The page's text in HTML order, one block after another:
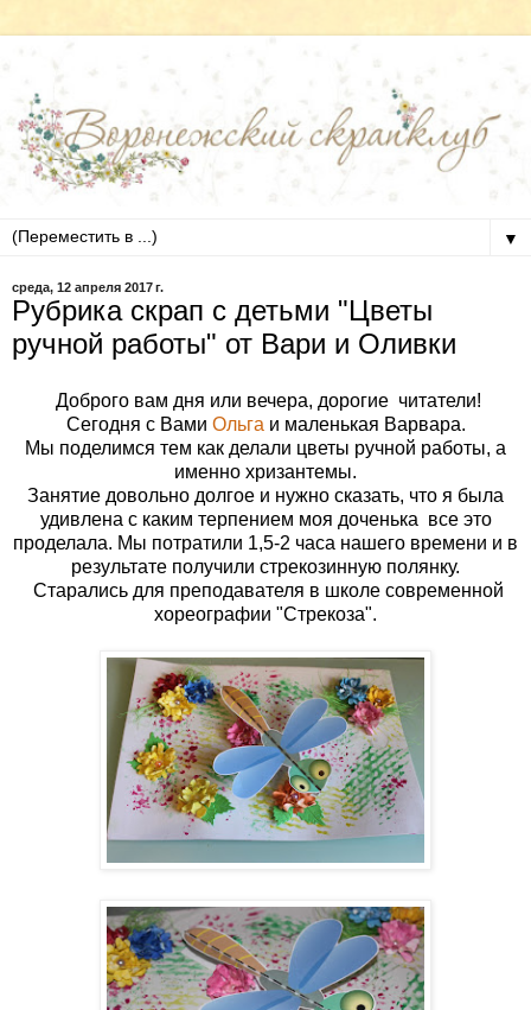
▼
среда, 12 апреля 2017 г.
Рубрика скрап с детьми "Цветы
ручной работы" от Вари и Оливки
Доброго вам дня или вечера, дорогие читатели!
Сегодня с Вами Ольга и маленькая Варвара.
Мы поделимся тем как делали цветы ручной работы, а
именно хризантемы.
Занятие довольно долгое и нужно сказать, что я была
удивлена с каким терпением моя доченька все это
проделала. Мы потратили 1,5-2 часа нашего времени и в
результате получили стрекозинную полянку.
Старались для преподавателя в школе современной
хореографии "Стрекоза".